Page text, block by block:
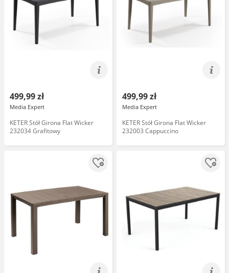
499,99 zł
Media Expert
KETER Stół Girona Flat Wicker
232034 Grafitowy
499,99 zł
Media Expert
KETER Stół Girona Flat Wicker
232003 Cappuccino